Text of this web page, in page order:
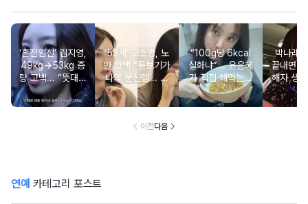
‘혼전임신’ 김지영,
49kg→53kg 증
량 고백... “뜻대로
안돼”
‘53세’ 고소영, 노
안 고백 “돋보기가
나의 문신템... 받
아들이기로 했다”
“100g당 6kcal
실화냐”... 윤은혜
가 직접 해먹는다
는 ‘저칼로리 건강
밥’ 레시피, 난리
박나래
끝내면
해자 생
이전다음
연예 카테고리 포스트